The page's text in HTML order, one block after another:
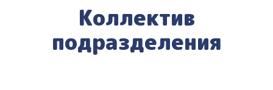
Коллектив
подразделения